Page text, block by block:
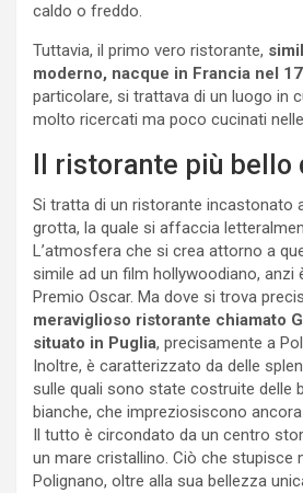
caldo o freddo.
Tuttavia, il primo vero ristorante,
moderno, nacque in Francia nel
particolare, si trattava di un luogo in
molto ricercati ma poco cucinati
Il ristorante più bello
Si tratta di un ristorante incastonato
grotta, la quale si affaccia
L’atmosfera che si crea attorno a
simile ad un film hollywoodiano, anzi
Premio Oscar. Ma dove si trova
meraviglioso ristorante chiamato
situato in Puglia, precisamente a
Inoltre, è caratterizzato da delle
sulle quali sono state costruite delle
bianche, che impreziosiscono
Il tutto è circondato da un centro
un mare cristallino. Ciò che stupisce
Polignano, oltre alla sua bellezza